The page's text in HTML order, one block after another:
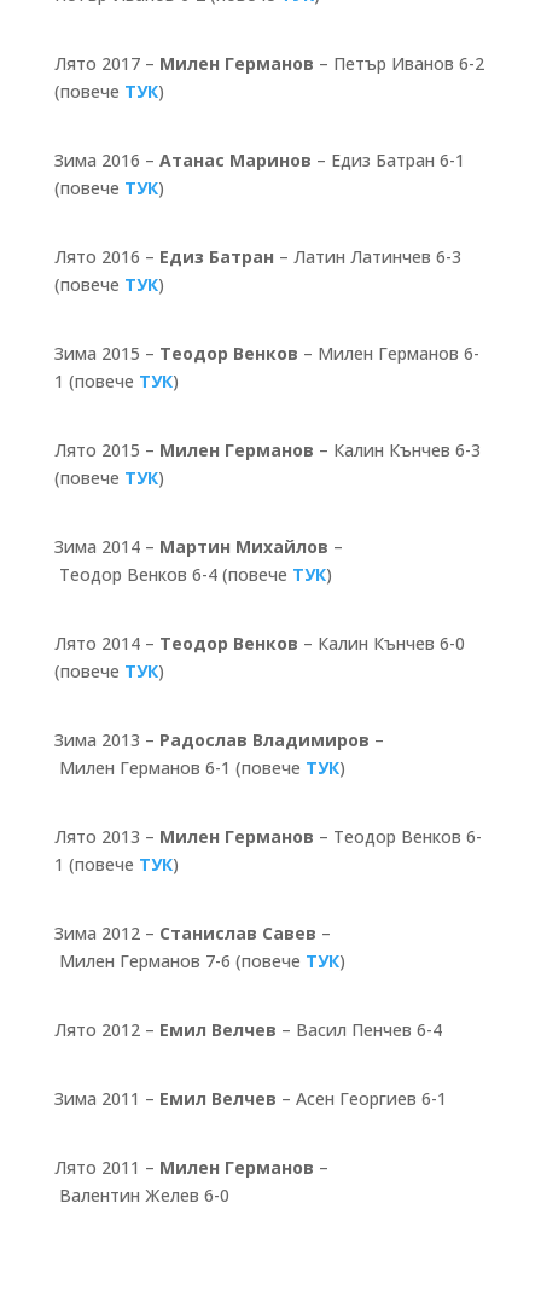
Лято 2017 – Милен Германов – Петър Иванов 6-2
(повече ТУК)
Зима 2016 – Атанас Маринов – Едиз Батран 6-1
(повече ТУК)
Лято 2016 – Едиз Батран – Латин Латинчев 6-3
(повече ТУК)
Зима 2015 – Теодор Венков – Милен Германов 6-
1 (повече ТУК)
Лято 2015 – Милен Германов – Калин Кънчев 6-3
(повече ТУК)
Зима 2014 – Мартин Михайлов –
Теодор Венков 6-4 (повече ТУК)
Лято 2014 – Теодор Венков – Калин Кънчев 6-0
(повече ТУК)
Зима 2013 – Радослав Владимиров –
Милен Германов 6-1 (повече ТУК)
Лято 2013 – Милен Германов – Теодор Венков 6-
1 (повече ТУК)
Зима 2012 – Станислав Савев –
Милен Германов 7-6 (повече ТУК)
Лято 2012 – Емил Велчев – Васил Пенчев 6-4
Зима 2011 – Емил Велчев – Асен Георгиев 6-1
Лято 2011 – Милен Германов –
Валентин Желев 6-0